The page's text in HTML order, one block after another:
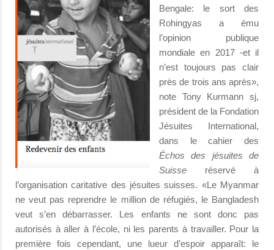
Bengale: le sort des
Rohingyas a ému
l’opinion publique
mondiale en 2017 -et il
n’est toujours pas clair
près de trois ans après»,
note Tony Kurmann sj,
président de la Fondation
Jésuites International,
dans le cahier des
Échos des jésuites de
Suisse réservé à
l’organisation caritative des jésuites suisses. «Le Myanmar
ne veut pas reprendre le million de réfugiés, le Bangladesh
veut s’en débarrasser. Les enfants ne sont donc pas
autorisés à aller à l’école, ni les parents à travailler. Pour la
première fois cependant, une lueur d’espoir apparaît: le